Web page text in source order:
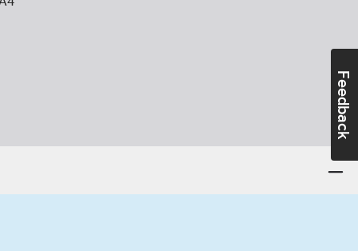
Feedback